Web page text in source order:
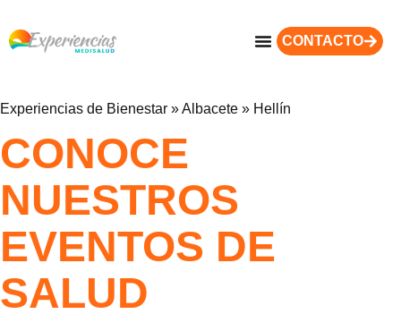
CONTACTO
Experiencias de Bienestar »Albacete » Hellín
CONOCE
NUESTROS
EVENTOS DE
SALUD